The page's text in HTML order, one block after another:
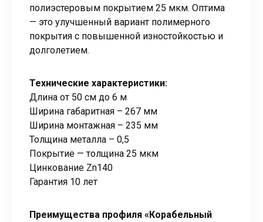
полиэстеровым покрытием 25 мкм. Оптима
— это улучшенный вариант полимерного
покрытия с повышенной изностойкостью и
долголетием.
Технические характеристики:
Длина от 50 см до 6 м
Ширина габаритная – 267 мм
Ширина монтажная – 235 мм
Толщина металла – 0,5
Покрытие — толщина 25 мкм
Цинкование Zn140
Гарантия 10 лет
Преимущества профиля «Корабельный